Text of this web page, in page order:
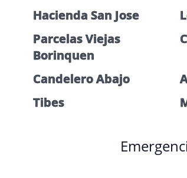
Hacienda San Jose
Parcelas Viejas
Borinquen
Candelero Abajo
Tibes